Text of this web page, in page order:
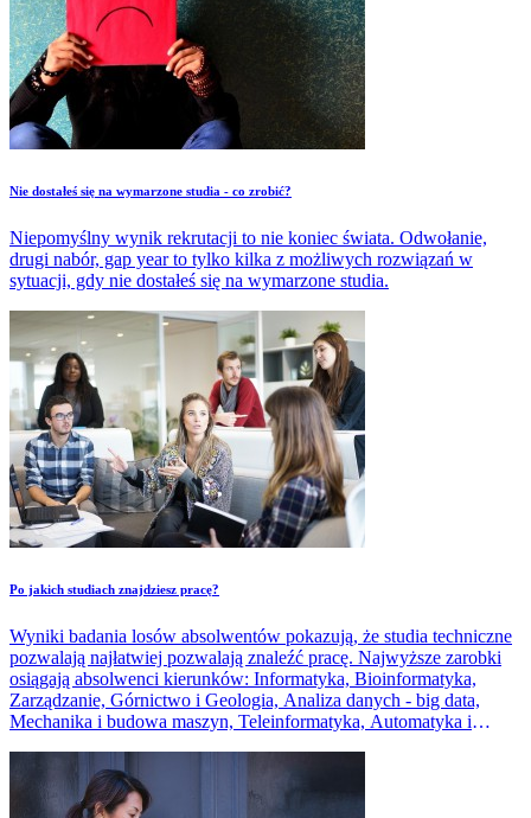
Nie dostałeś się na wymarzone studia - co zrobić?
Niepomyślny wynik rekrutacji to nie koniec świata. Odwołanie,
drugi nabór, gap year to tylko kilka z możliwych rozwiązań w
sytuacji, gdy nie dostałeś się na wymarzone studia.
Po jakich studiach znajdziesz pracę?
Wyniki badania losów absolwentów pokazują, że studia techniczne
pozwalają najłatwiej pozwalają znaleźć pracę. Najwyższe zarobki
osiągają absolwenci kierunków: Informatyka, Bioinformatyka,
Zarządzanie, Górnictwo i Geologia, Analiza danych - big data,
Mechanika i budowa maszyn, Teleinformatyka, Automatyka i